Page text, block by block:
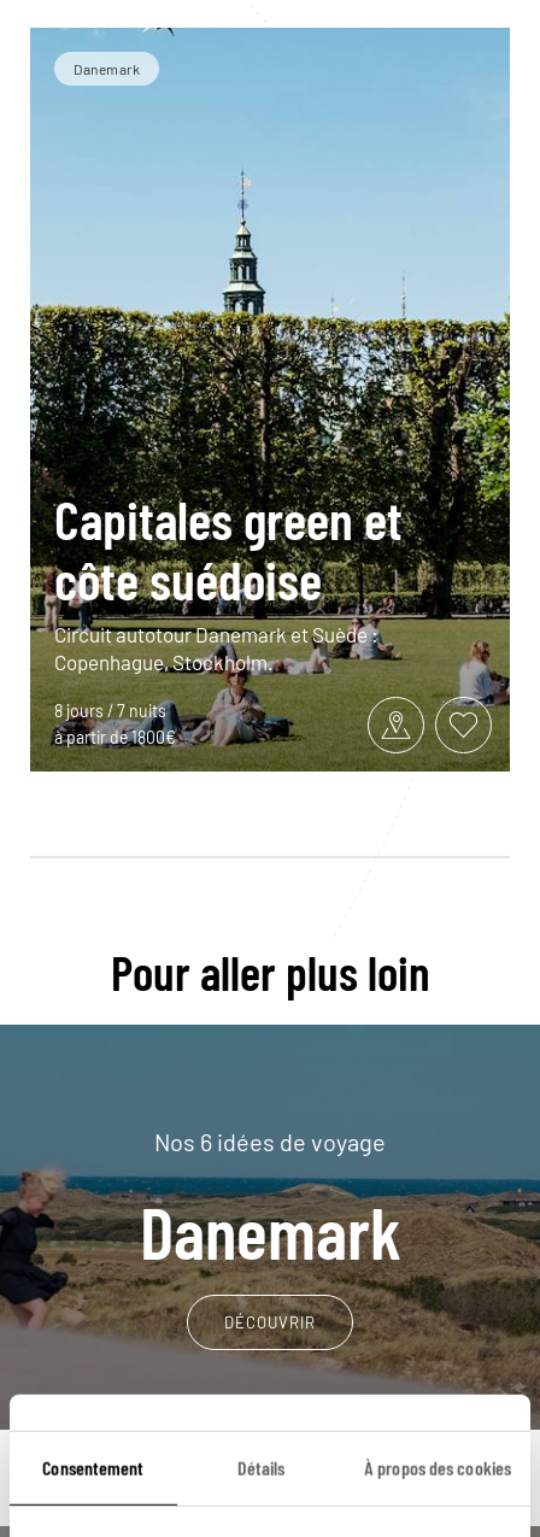
Consentement Détails À propos des cookies
Danemark
Capitales green et
côte suédoise
Circuit autotour Danemark et Suède :
Copenhague, Stockholm.
8 jours / 7 nuits
à partir de 1800€
Pour aller plus loin
Nos 6 idées de voyage
Danemark
DÉCOUVRIR